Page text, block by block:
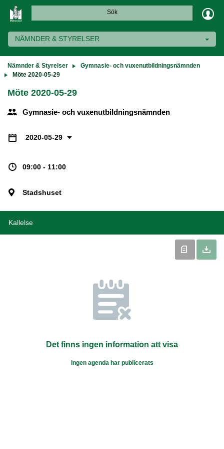
Sök
NÄMNDER & STYRELSER
Nämnder & Styrelser
Gymnasie- och vuxenutbildningsnämnden
Möte 2020-05-29
Möte 2020-05-29
Gymnasie- och vuxenutbildningsnämnden
2020-05-29
09:00 - 11:00
Stadshuset
Kallelse
Det finns ingen information att visa
Ingen agenda har publicerats